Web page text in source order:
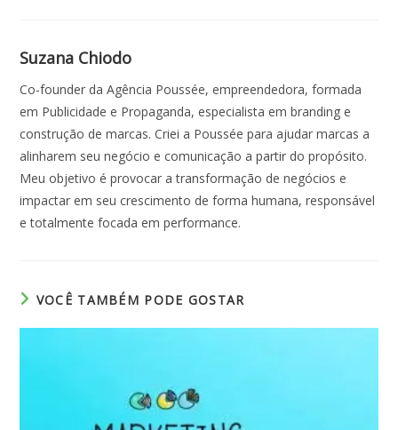
Suzana Chiodo
Co-founder da Agência Poussée, empreendedora, formada
em Publicidade e Propaganda, especialista em branding e
construção de marcas. Criei a Poussée para ajudar marcas a
alinharem seu negócio e comunicação a partir do propósito.
Meu objetivo é provocar a transformação de negócios e
impactar em seu crescimento de forma humana, responsável
e totalmente focada em performance.
VOCÊ TAMBÉM PODE GOSTAR